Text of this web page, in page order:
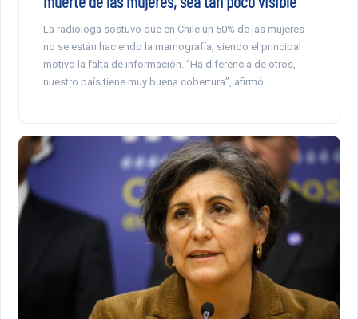
La radióloga sostuvo que en Chile un 50% de las mujeres
no se están haciendo la mamografía, siendo el principal
motivo la falta de información. “Ha diferencia de otros,
nuestro país tiene muy buena cobertura”, afirmó.